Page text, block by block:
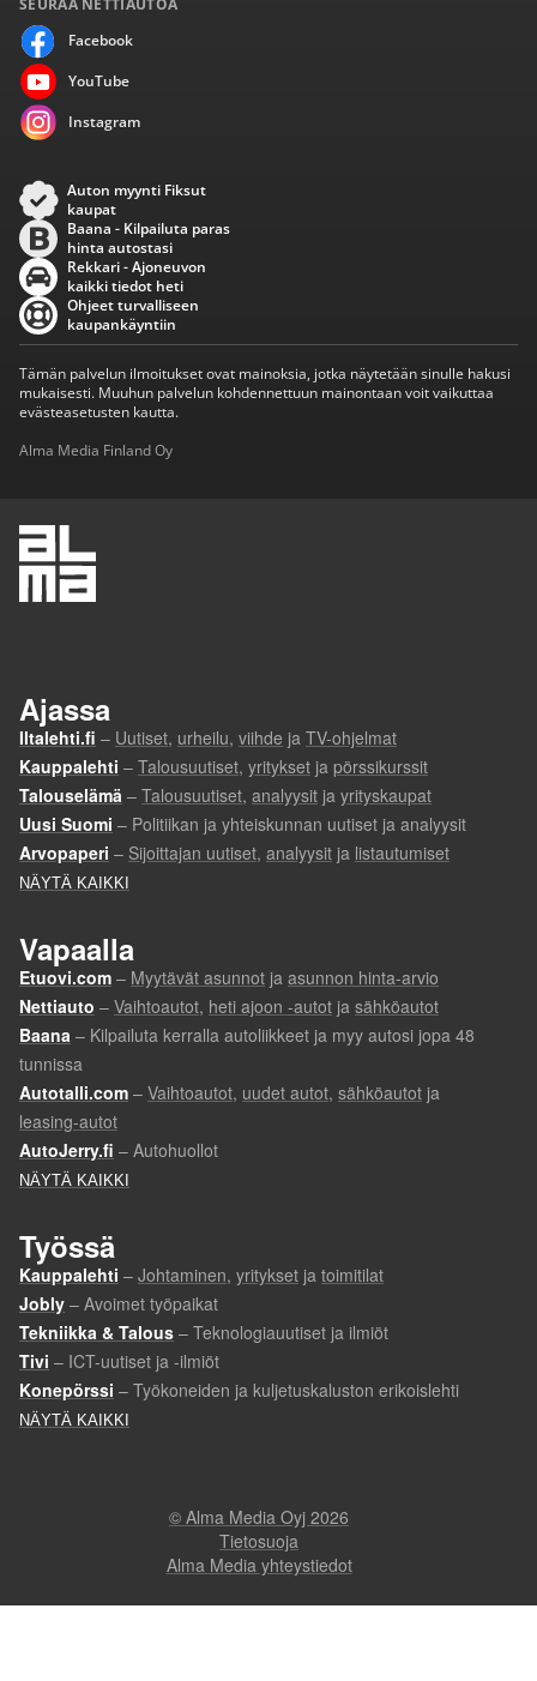
SEURAA NETTIAUTOA
Facebook
YouTube
Instagram
Auton myynti Fiksut
kaupat
Baana - Kilpailuta paras
hinta autostasi
Rekkari - Ajoneuvon
kaikki tiedot heti
Ohjeet turvalliseen
kaupankäyntiin
Tämän palvelun ilmoitukset ovat mainoksia, jotka näytetään sinulle hakusi
mukaisesti. Muuhun palvelun kohdennettuun mainontaan voit vaikuttaa
evästeasetusten kautta.
Alma Media Finland Oy